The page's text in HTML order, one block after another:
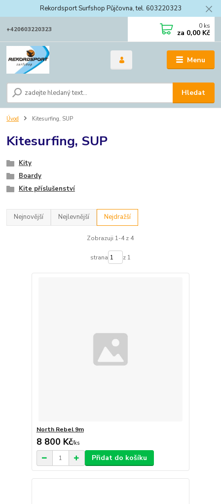
Rekordsport Surfshop Půjčovna, tel. 603220323
Menu
Hledat
+420603220323 0 ks
za 0,00 Kč
Úvod Kitesurfing, SUP
Kitesurfing, SUP
Kity
Boardy
Kite příslušenství
Nejnovější Nejlevnější Nejdražší
Zobrazuji 1-4 z 4
strana z 1
North Rebel 9m
8 800 Kč/ks
Přidat do košíku